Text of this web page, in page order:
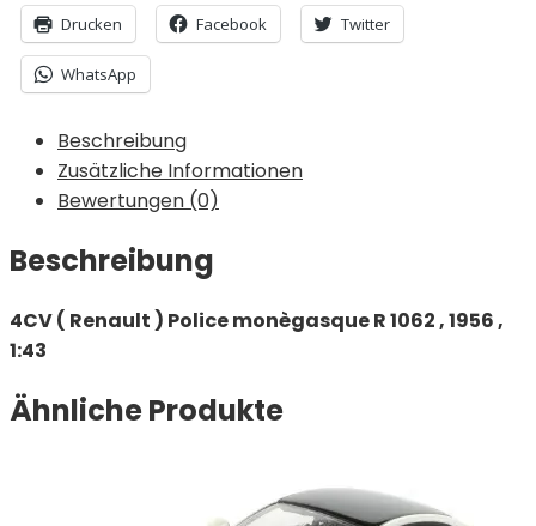
Drucken Facebook Twitter
WhatsApp
Beschreibung
Zusätzliche Informationen
Bewertungen (0)
Beschreibung
4CV ( Renault ) Police monègasque R 1062 , 1956 ,
1:43
Ähnliche Produkte